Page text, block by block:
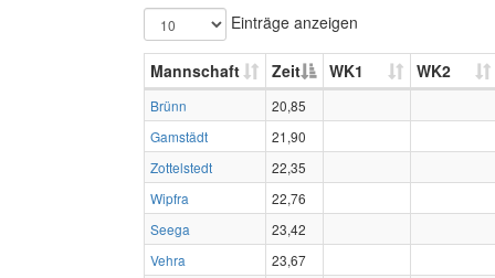
Einträge anzeigen
Mannschaft Zeit WK1 WK2
Brünn
20,85
Gamstädt
21,90
Zottelstedt
22,35
Wipfra
22,76
Seega
23,42
Vehra
23,67